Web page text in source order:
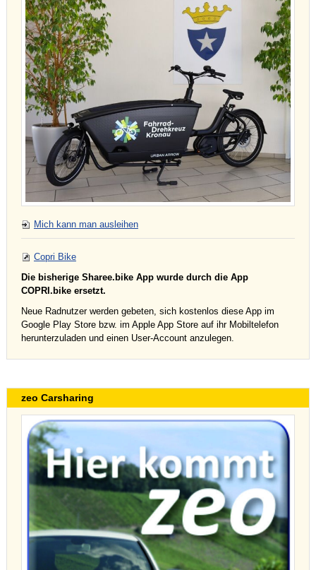
Mich kann man ausleihen
Copri Bike
Die bisherige Sharee.bike App wurde durch die App
COPRI.bike ersetzt.
Neue Radnutzer werden gebeten, sich kostenlos diese App im
Google Play Store bzw. im Apple App Store auf ihr Mobiltelefon
herunterzuladen und einen User-Account anzulegen.
zeo Carsharing